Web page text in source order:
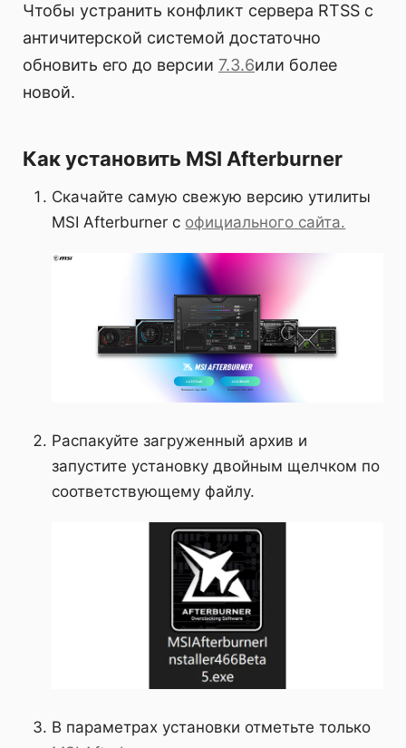
Чтобы устранить конфликт сервера RTSS с
античитерской системой достаточно
обновить его до версии 7.3.6или более
новой.
Как установить MSI Afterburner
Скачайте самую свежую версию утилиты
MSI Afterburner с официального сайта.
Распакуйте загруженный архив и
запустите установку двойным щелчком по
соответствующему файлу.
В параметрах установки отметьте только